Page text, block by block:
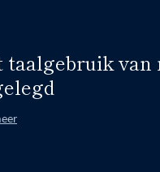
taalgebruik van